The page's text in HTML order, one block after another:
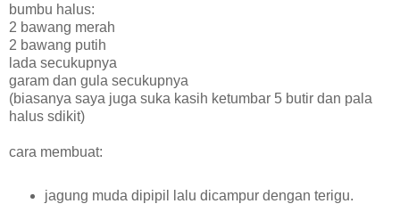
bumbu halus:
2 bawang merah
2 bawang putih
lada secukupnya
garam dan gula secukupnya
(biasanya saya juga suka kasih ketumbar 5 butir dan pala
halus sdikit)
cara membuat:
jagung muda dipipil lalu dicampur dengan terigu.